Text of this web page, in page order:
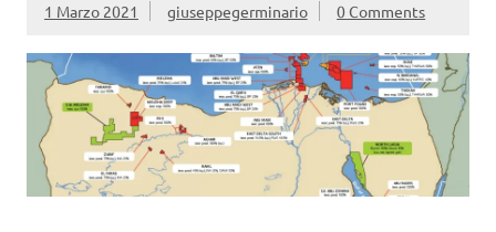
1 Marzo 2021 giuseppegerminario 0 Comments